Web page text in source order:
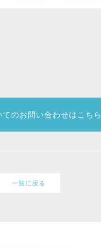
てのお問い合わせはこちら
一覧に戻る